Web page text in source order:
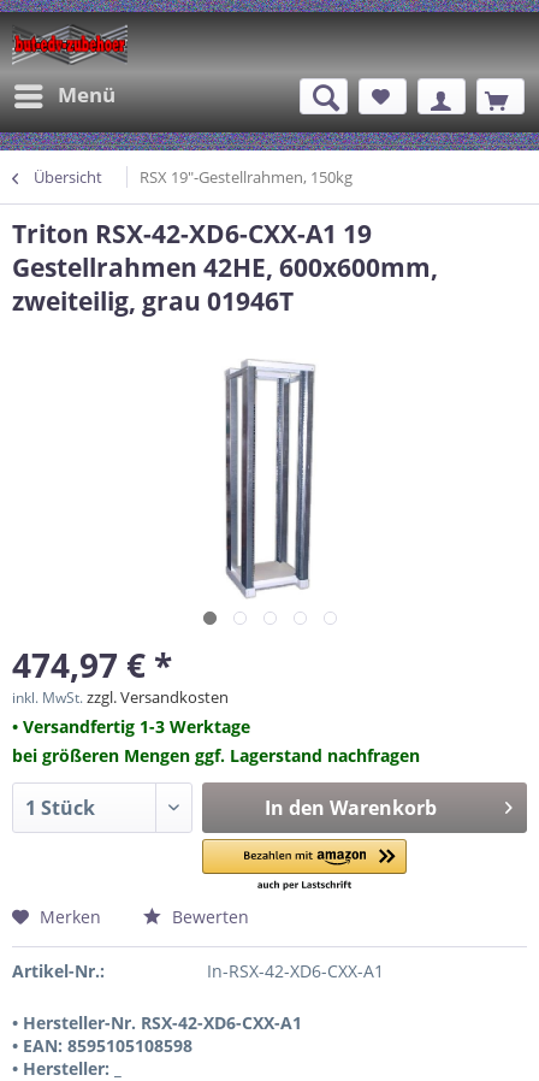
Menü
Übersicht RSX 19"-Gestellrahmen, 150kg
Triton RSX-42-XD6-CXX-A1 19
Gestellrahmen 42HE, 600x600mm,
zweiteilig, grau 01946T
474,97 € *
inkl. MwSt.zzgl. Versandkosten
• Versandfertig 1-3 Werktage
bei größeren Mengen ggf. Lagerstand nachfragen
In den Warenkorb
Merken Bewerten
Artikel-Nr.: In-RSX-42-XD6-CXX-A1
• Hersteller-Nr. RSX-42-XD6-CXX-A1
• EAN: 8595105108598
• Hersteller: _